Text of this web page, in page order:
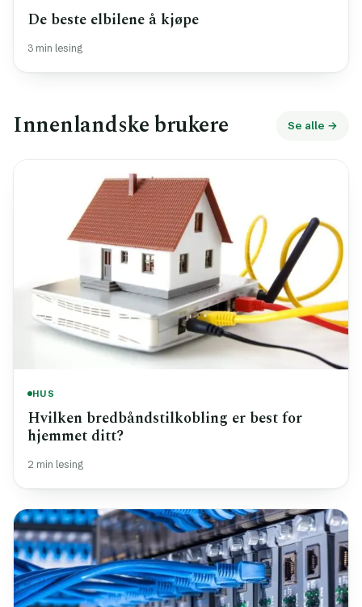
De beste elbilene å kjøpe
3 min lesing
Innenlandske brukere Se alle →
HUS
Hvilken bredbåndstilkobling er best for
hjemmet ditt?
2 min lesing